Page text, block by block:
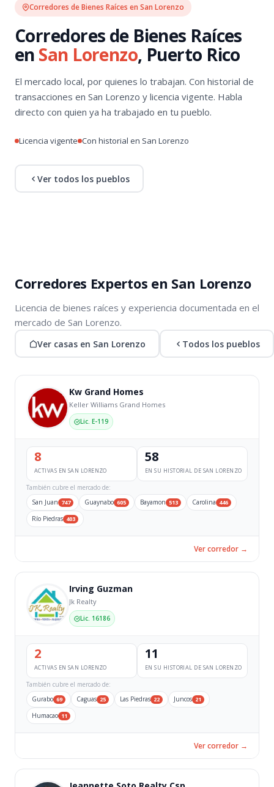
Corredores de Bienes Raíces en San Lorenzo
Corredores de Bienes Raíces
en San Lorenzo, Puerto Rico
El mercado local, por quienes lo trabajan. Con historial de
transacciones en San Lorenzo y licencia vigente. Habla
directo con quien ya ha trabajado en tu pueblo.
Licencia vigente Con historial en San Lorenzo
Ver todos los pueblos
Corredores Expertos en San Lorenzo
Licencia de bienes raíces y experiencia documentada en el
mercado de San Lorenzo.
Ver casas en San Lorenzo Todos los pueblos
Kw Grand Homes
Keller Williams Grand Homes
Lic. E-119
8
ACTIVAS EN SAN LORENZO
58
EN SU HISTORIAL DE SAN LORENZO
También cubre el mercado de:
San Juan 747 Guaynabo 605 Bayamon 513 Carolina 446
Río Piedras 403
Ver corredor →
Irving Guzman
Jk Realty
Lic. 16186
2
ACTIVAS EN SAN LORENZO
11
EN SU HISTORIAL DE SAN LORENZO
También cubre el mercado de:
Gurabo 69 Caguas 25 Las Piedras 22 Juncos 21
Humacao 11
Ver corredor →